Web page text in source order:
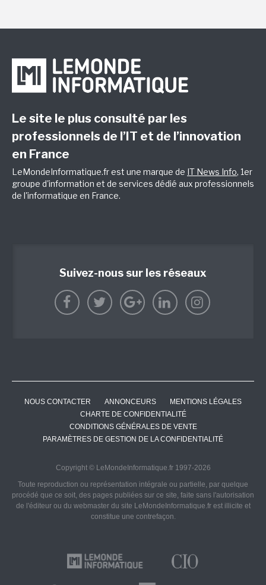
Le site le plus consulté par les
professionnels de l’IT et de l’innovation
en France
LeMondeInformatique.fr est une marque de IT News Info, 1er
groupe d'information et de services dédié aux professionnels
de l'informatique en France.
Suivez-nous sur les réseaux
NOUS CONTACTER ANNONCEURS
MENTIONS LÉGALES
CHARTE DE CONFIDENTIALITÉ
CONDITIONS GÉNÉRALES DE VENTE
PARAMÈTRES DE GESTION DE LA CONFIDENTIALITÉ
Copyright © LeMondeInformatique.fr 1997-2026
Toute reproduction ou représentation intégrale ou partielle, par quelque
procédé que ce soit, des pages publiées sur ce site, faite sans l'autorisation
de l'éditeur ou du webmaster du site LeMondeInformatique.fr est illicite et
constitue une contrefaçon.